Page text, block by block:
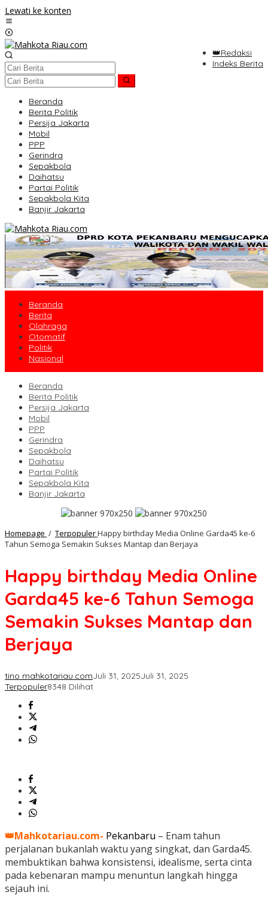
Lewati ke konten
👑Redaksi
Indeks Berita
Beranda
Berita Politik
Persija Jakarta
Mobil
PPP
Gerindra
Sepakbola
Daihatsu
Partai Politik
Sepakbola Kita
Banjir Jakarta
Beranda
Berita
Olahraga
Otomatif
Politik
Nasional
Beranda
Berita Politik
Persija Jakarta
Mobil
PPP
Gerindra
Sepakbola
Daihatsu
Partai Politik
Sepakbola Kita
Banjir Jakarta
Homepage / TerpopulerHappy birthday Media Online Garda45 ke-6
Tahun Semoga Semakin Sukses Mantap dan Berjaya
Happy birthday Media Online
Garda45 ke-6 Tahun Semoga
Semakin Sukses Mantap dan
Berjaya
tino mahkotariau.comJuli 31, 2025Juli 31, 2025
Terpopuler8348 Dilihat
👑Mahkotariau.com- Pekanbaru – Enam tahun
perjalanan bukanlah waktu yang singkat, dan Garda45.
membuktikan bahwa konsistensi, idealisme, serta cinta
pada kebenaran mampu menuntun langkah hingga
sejauh ini.